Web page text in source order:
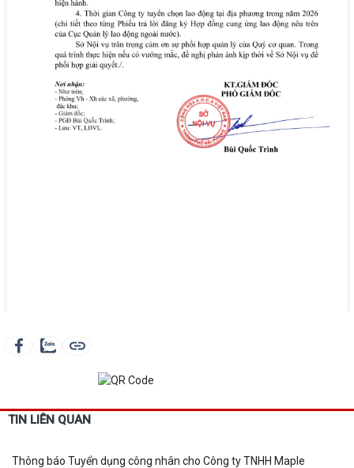
TIN LIÊN QUAN
Thông báo Tuyển dụng công nhân cho Công ty TNHH Maple